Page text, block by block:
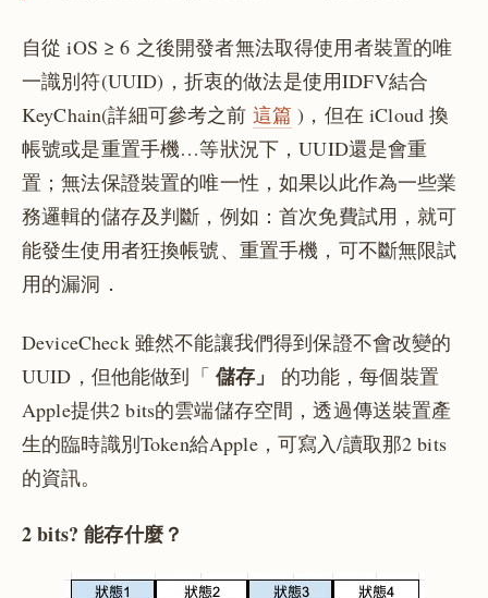
自從 iOS ≥ 6 之後開發者無法取得使用者裝置的唯
一識別符(UUID)，折衷的做法是使用IDFV結合
KeyChain(詳細可參考之前 這篇 )，但在 iCloud 換
帳號或是重置手機…等狀況下，UUID還是會重
置；無法保證裝置的唯一性，如果以此作為一些業
務邏輯的儲存及判斷，例如：首次免費試用，就可
能發生使用者狂換帳號、重置手機，可不斷無限試
用的漏洞．
DeviceCheck 雖然不能讓我們得到保證不會改變的
UUID，但他能做到「 儲存」
的功能，每個裝置
Apple提供2 bits的雲端儲存空間，透過傳送裝置產
生的臨時識別Token給Apple，可寫入/讀取那2 bits
的資訊。
2 bits? 能存什麼？